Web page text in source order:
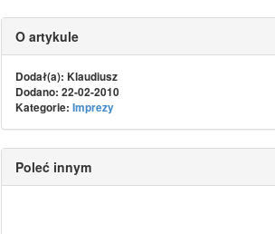
O artykule
Dodał(a): Klaudiusz
Dodano: 22-02-2010
Kategorie: Imprezy
Poleć innym